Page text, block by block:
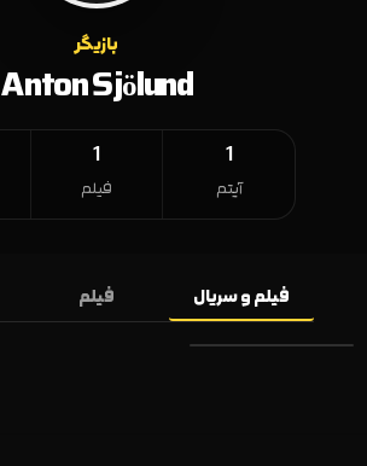
بازیگر
Anton Sjölund
1
آیتم
1
فیلم
فیلم و سریال فیلم